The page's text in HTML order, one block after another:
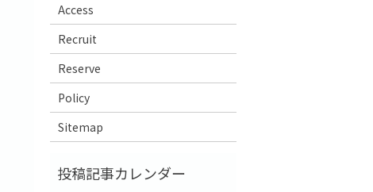
Access
Recruit
Reserve
Policy
Sitemap